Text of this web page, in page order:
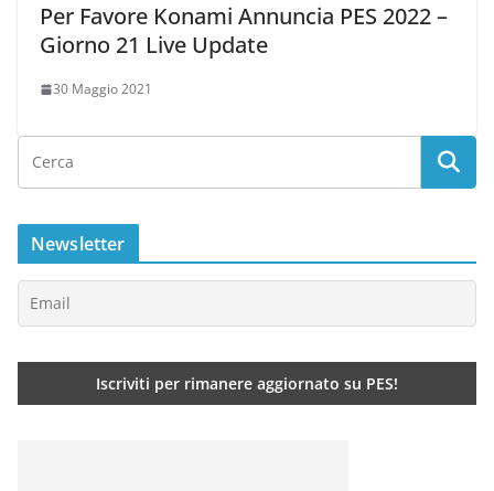
Per Favore Konami Annuncia PES 2022 –
Giorno 21 Live Update
30 Maggio 2021
Newsletter